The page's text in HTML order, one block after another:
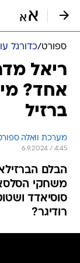
ספורט/כדורגל
ריאל
אחד?
ברזיל
מערכת וואלה
6.9.2024 / 4:45
הבלם
משחקי
סוסיאדד
רודיגר?